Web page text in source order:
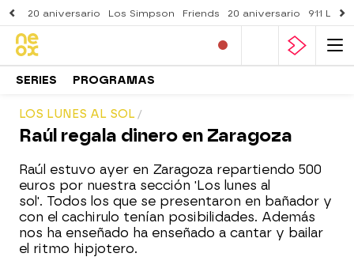
20 aniversario Los Simpson Friends 20 aniversario 911
SERIES PROGRAMAS
LOS LUNES AL SOL
Raúl regala dinero en Zaragoza
Raúl estuvo ayer en Zaragoza repartiendo 500
euros por nuestra sección 'Los lunes al
sol'. Todos los que se presentaron en bañador y
con el cachirulo tenían posibilidades. Además
nos ha enseñado ha enseñado a cantar y bailar
el ritmo hipjotero.